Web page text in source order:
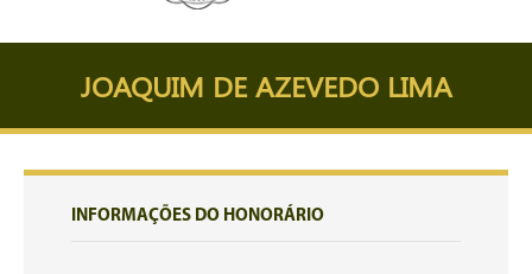
JOAQUIM DE AZEVEDO LIMA
INFORMAÇÕES DO HONORÁRIO